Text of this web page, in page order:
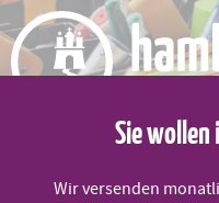
to
content
Sie
Wir versenden